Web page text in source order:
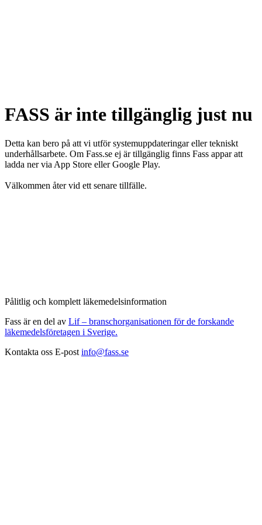
FASS är inte tillgänglig just nu
Detta kan bero på att vi utför systemuppdateringar eller tekniskt
underhållsarbete. Om Fass.se ej är tillgänglig finns Fass appar att
ladda ner via App Store eller Google Play.
Välkommen åter vid ett senare tillfälle.
Pålitlig och komplett läkemedelsinformation
Fass är en del av Lif – branschorganisationen för de forskande
läkemedelsföretagen i Sverige.
Kontakta oss E-post info@fass.se